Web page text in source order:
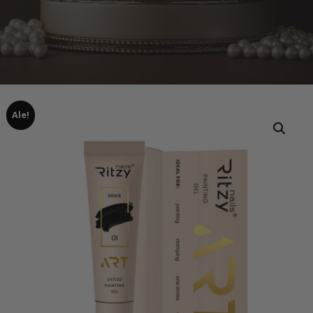
Tuotteet ART Gel BLACK 01
Ale!